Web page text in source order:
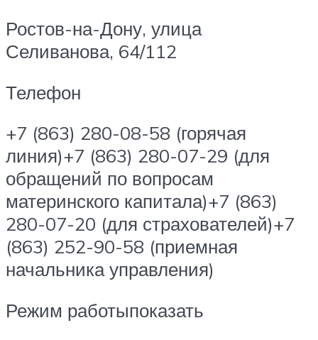
Ростов-на-Дону, улица
Селиванова, 64/112
Телефон
+7 (863) 280-08-58 (горячая
линия)+7 (863) 280-07-29 (для
обращений по вопросам
материнского капитала)+7 (863)
280-07-20 (для страхователей)+7
(863) 252-90-58 (приемная
начальника управления)
Режим работыпоказать